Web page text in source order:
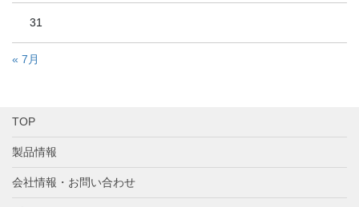
31
« 7月
TOP
製品情報
会社情報・お問い合わせ